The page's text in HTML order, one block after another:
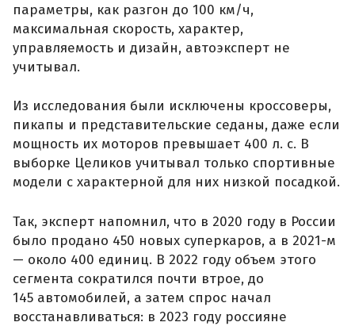
параметры, как разгон до 100 км/ч,
максимальная скорость, характер,
управляемость и дизайн, автоэксперт не
учитывал.
Из исследования были исключены кроссоверы,
пикапы и представительские седаны, даже если
мощность их моторов превышает 400 л. с. В
выборке Целиков учитывал только спортивные
модели с характерной для них низкой посадкой.
Так, эксперт напомнил, что в 2020 году в России
было продано 450 новых суперкаров, а в 2021-м
— около 400 единиц. В 2022 году объем этого
сегмента сократился почти втрое, до
145 автомобилей, а затем спрос начал
восстанавливаться: в 2023 году россияне